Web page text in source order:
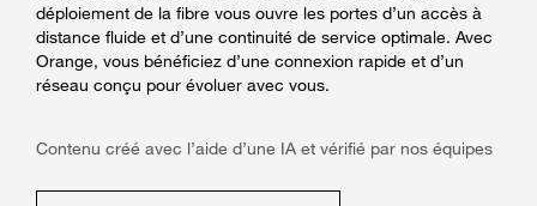
déploiement de la fibre vous ouvre les portes d’un accès à
distance fluide et d’une continuité de service optimale. Avec
Orange, vous bénéficiez d’une connexion rapide et d’un
réseau conçu pour évoluer avec vous.
Contenu créé avec l’aide d’une IA et vérifié par nos équipes